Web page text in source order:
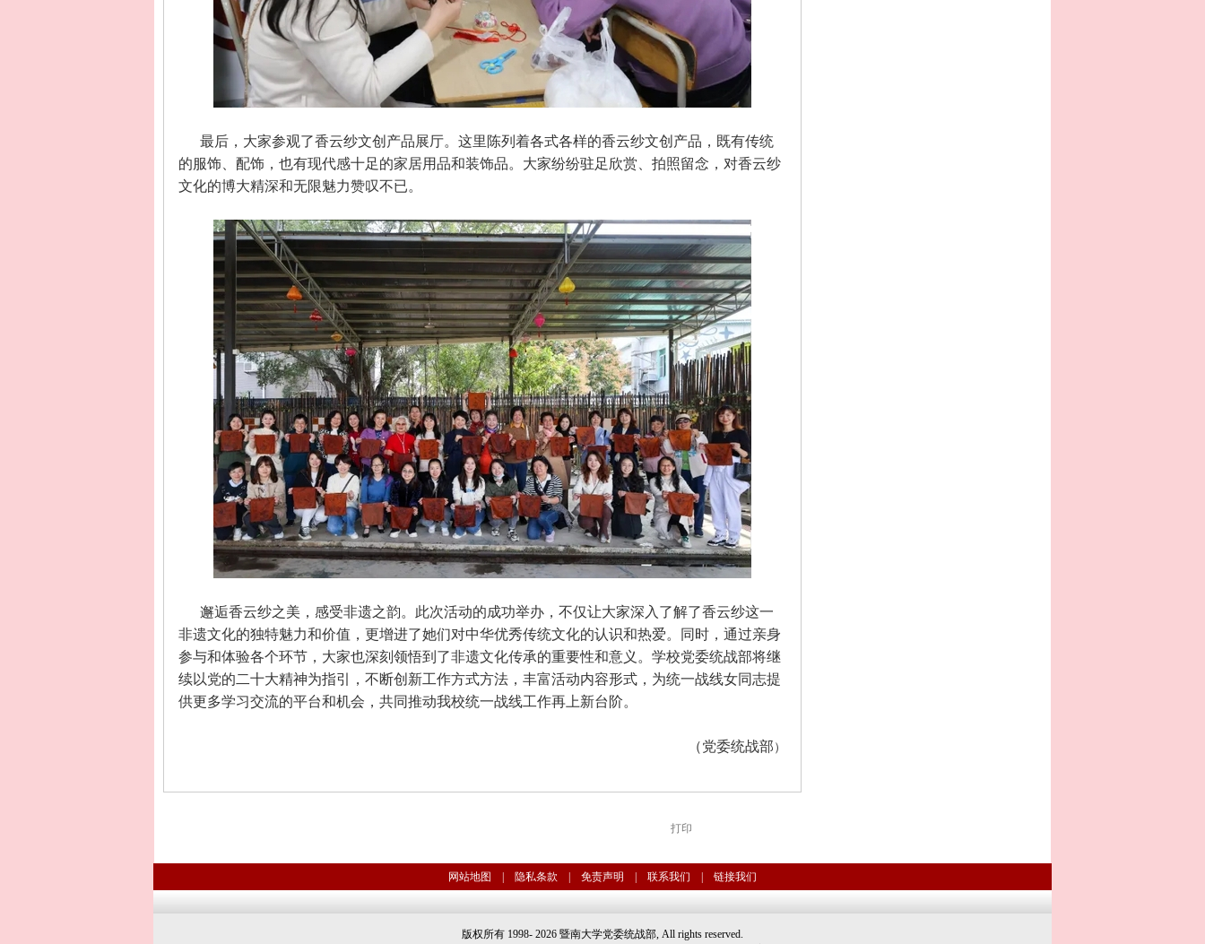
最后，大家参观了香云纱文创产品展厅。这里陈列着各式各样的香云纱文创产品，既有传统
的服饰、配饰，也有现代感十足的家居用品和装饰品。大家纷纷驻足欣赏、拍照留念，对香云纱
文化的博大精深和无限魅力赞叹不已。
邂逅香云纱之美，感受非遗之韵。此次活动的成功举办，不仅让大家深入了解了香云纱这一
非遗文化的独特魅力和价值，更增进了她们对中华优秀传统文化的认识和热爱。同时，通过亲身
参与和体验各个环节，大家也深刻领悟到了非遗文化传承的重要性和意义。学校党委统战部将继
续以党的二十大精神为指引，不断创新工作方式方法，丰富活动内容形式，为统一战线女同志提
供更多学习交流的平台和机会，共同推动我校统一战线工作再上新台阶。
（党委统战部 ）
打印
网站地图 隐私条款 免责声明 联系我们 链接我们
版权所有 1998- 2026 暨南大学党委统战部, All rights reserved.